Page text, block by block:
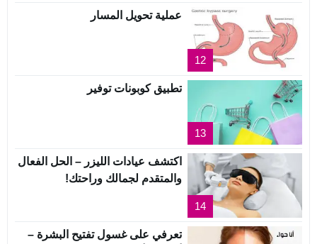
12
عملية تحويل المسار
13
تطبيق كوبونات توفير
14
اكتشف عيادات الليزر – الحل الفعال
والمتقدم لجمالك وراحتك!
تعرفي على غسول تفتيح البشرة –